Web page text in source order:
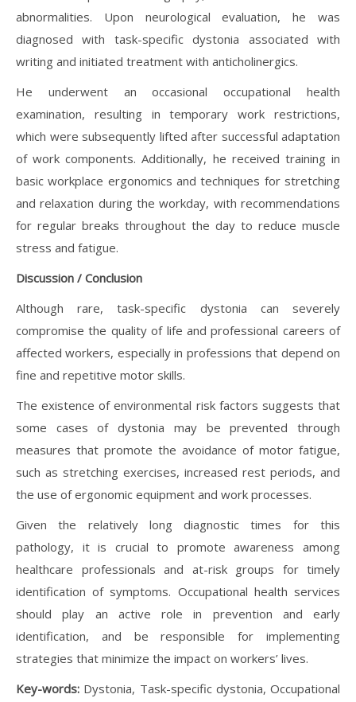
abnormalities. Upon neurological evaluation, he was
diagnosed with task-specific dystonia associated with
writing and initiated treatment with anticholinergics.
He underwent an occasional occupational health
examination, resulting in temporary work restrictions,
which were subsequently lifted after successful adaptation
of work components. Additionally, he received training in
basic workplace ergonomics and techniques for stretching
and relaxation during the workday, with recommendations
for regular breaks throughout the day to reduce muscle
stress and fatigue.
Discussion / Conclusion
Although rare, task-specific dystonia can severely
compromise the quality of life and professional careers of
affected workers, especially in professions that depend on
fine and repetitive motor skills.
The existence of environmental risk factors suggests that
some cases of dystonia may be prevented through
measures that promote the avoidance of motor fatigue,
such as stretching exercises, increased rest periods, and
the use of ergonomic equipment and work processes.
Given the relatively long diagnostic times for this
pathology, it is crucial to promote awareness among
healthcare professionals and at-risk groups for timely
identification of symptoms. Occupational health services
should play an active role in prevention and early
identification, and be responsible for implementing
strategies that minimize the impact on workers’ lives.
Key-words: Dystonia, Task-specific dystonia, Occupational